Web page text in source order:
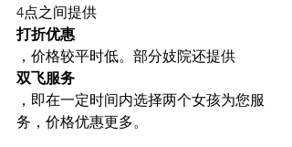
4点之间提供
打折优惠
，价格较平时低。部分妓院还提供
双飞服务
，即在一定时间内选择两个女孩为您服